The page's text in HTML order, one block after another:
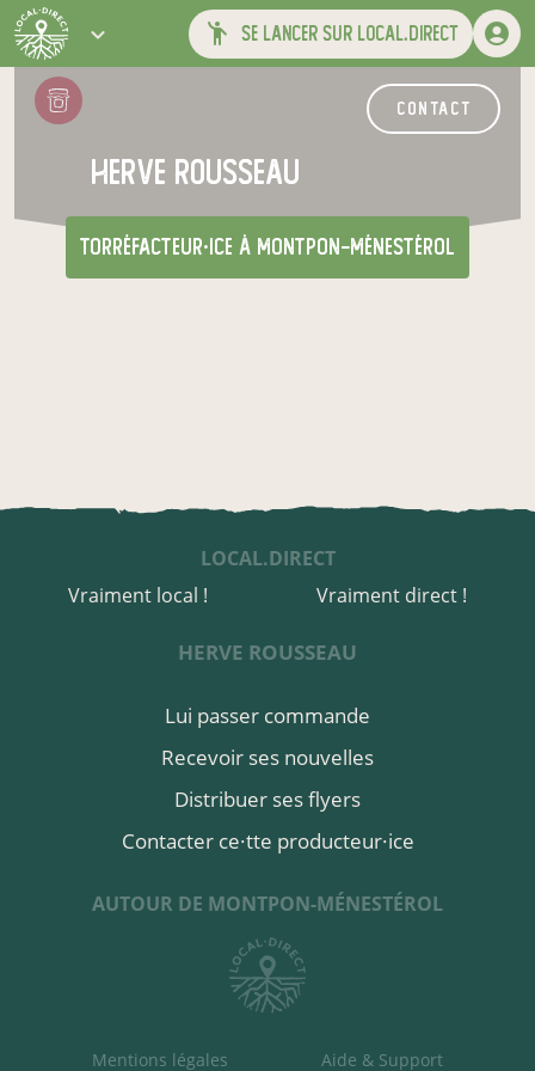
se lancer sur local.direct
contact
herve rousseau
torréfacteur·ice à Montpon-Ménestérol
LOCAL.DIRECT
Vraiment local !
Vraiment direct !
HERVE ROUSSEAU
Lui passer commande
Recevoir ses nouvelles
Distribuer ses flyers
Contacter ce·tte producteur·ice
AUTOUR DE MONTPON-MÉNESTÉROL
Mentions légales Aide & Support